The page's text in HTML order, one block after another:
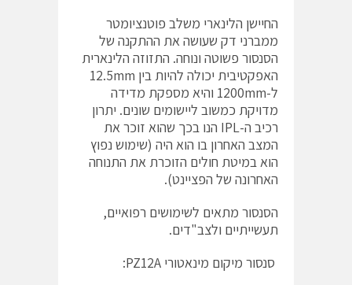
החיישן הלינארי משלב פוטנציומטר
ממברני דק שעושה את ההתקנה של
הסנסור פשוטה ונוחה. התזוזה הלינארית
האפקטיבית יכולה להיות בין 12.5mm
ל-1200mm והיא מספקת מדידה
מדויקת כמשוב ליישומים שונים. יתרון
רכיב ה-IPL הנו בכך שהוא זוכר את
המצב האחרון בו הוא היה (שימוש נפוץ
הוא במיטת חולים הזוכרת את התנוחה
האחרונה של הפציינט).
הסנסור מתאים לשימושים רפואיים,
תעשייתיים ולצב"דים.
סנסור מיקום מינאטורי PZ12A: